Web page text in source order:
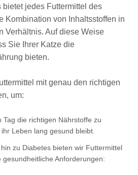
jedes Futtermittel des
Kombination von Inhaltsstoffen in
Verhältnis. Auf diese Weise
Sie Ihrer Katze die
bieten.
mit genau den richtigen
um:
Tag die richtigen Nährstoffe zu
Leben lang gesund bleibt.
zu Diabetes bieten wir Futtermittel
gesundheitliche Anforderungen: